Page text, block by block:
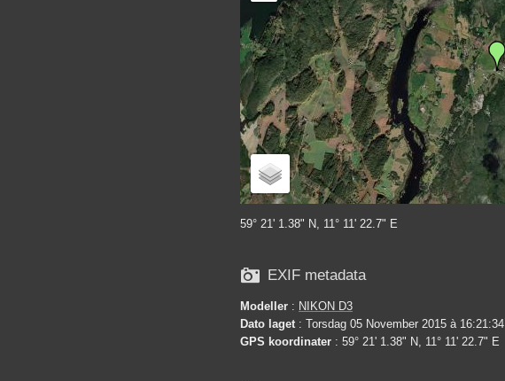
59° 21' 1.38" N, 11° 11' 22.7" E
 EXIF metadata
Modeller : NIKON D3
Dato laget : Torsdag 05 November 2015 à 16:21:34
GPS koordinater : 59° 21' 1.38" N, 11° 11' 22.7" E